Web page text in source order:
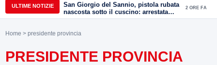
ULTIME NOTIZIE
San Giorgio del Sannio, pistola rubata
nascosta sotto il cuscino: arrestata
51enne
2 ORE FA
Home > presidente provincia
PRESIDENTE PROVINCIA